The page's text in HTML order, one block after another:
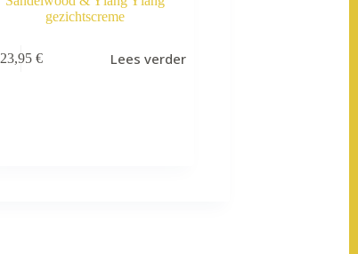
gezichtscreme
23,95 € Lees verder